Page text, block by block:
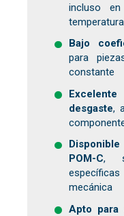
incluso en
Bajo
para
constante
desgaste,
POM-C,
mecánica
Apto para